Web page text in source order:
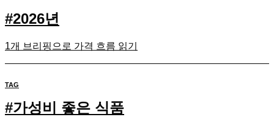
#2026년
1개 브리핑으로 가격 흐름 읽기
TAG
#가성비 좋은 식품